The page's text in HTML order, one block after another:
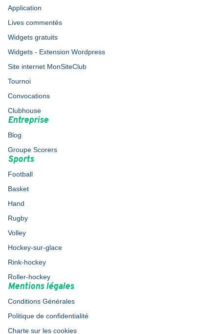
Application
Lives commentés
Widgets gratuits
Widgets - Extension Wordpress
Site internet MonSiteClub
Tournoi
Convocations
Clubhouse
Entreprise
Blog
Groupe Scorers
Sports
Football
Basket
Hand
Rugby
Volley
Hockey-sur-glace
Rink-hockey
Roller-hockey
Mentions légales
Conditions Générales
Politique de confidentialité
Charte sur les cookies